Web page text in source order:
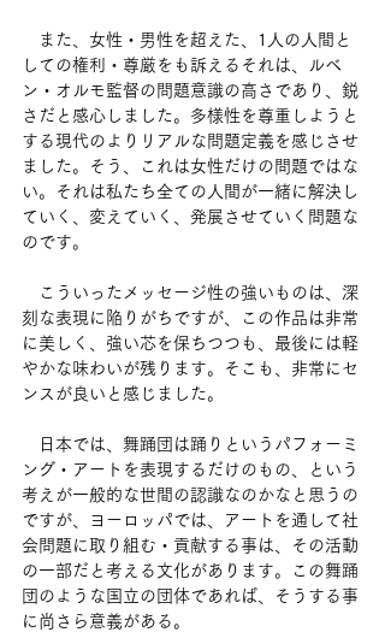
また、女性・男性を超えた、1人の人間と
しての権利・尊厳をも訴えるそれは、ルベ
ン・オルモ監督の問題意識の高さであり、鋭
さだと感心しました。多様性を尊重しようと
する現代のよりリアルな問題定義を感じさせ
ました。そう、これは女性だけの問題ではな
い。それは私たち全ての人間が一緒に解決し
ていく、変えていく、発展させていく問題な
のです。
こういったメッセージ性の強いものは、深
刻な表現に陥りがちですが、この作品は非常
に美しく、強い芯を保ちつつも、最後には軽
やかな味わいが残ります。そこも、非常にセ
ンスが良いと感じました。
日本では、舞踊団は踊りというパフォーミ
ング・アートを表現するだけのもの、という
考えが一般的な世間の認識なのかなと思うの
ですが、ヨーロッパでは、アートを通して社
会問題に取り組む・貢献する事は、その活動
の一部だと考える文化があります。この舞踊
団のような国立の団体であれば、そうする事
に尚さら意義がある。